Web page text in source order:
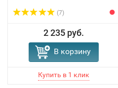
(7)
2 235 руб.
В корзину